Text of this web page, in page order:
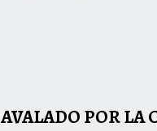
AVALADO POR LA